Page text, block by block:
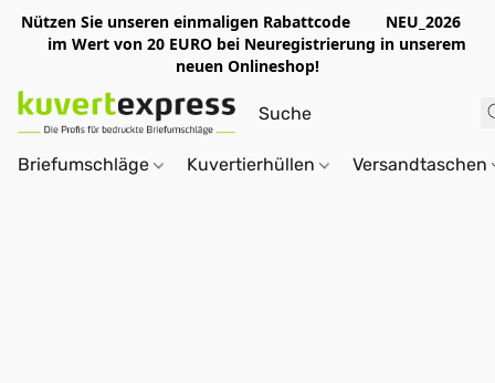
Nützen Sie unseren einmaligen Rabattcode NEU_2026
im Wert von 20 EURO bei Neuregistrierung in unserem
neuen Onlineshop!
Briefumschläge Kuvertierhüllen Versandtaschen